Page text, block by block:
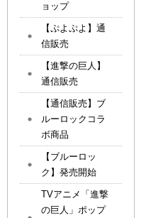
ョップ
【ぷよぷよ】通
信販売
【進撃の巨人】
通信販売
【通信販売】ブ
ルーロックコラ
ボ商品
【ブルーロッ
ク】発売開始
TVアニメ「進撃
の巨人」ポップ